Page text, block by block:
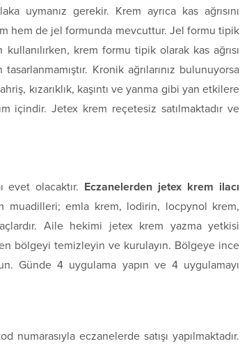
uymanız gerekir. Krem ayrıca kas ağrısını
hem de jel formunda mevcuttur. Jel formu tipik
krem formu tipik olarak kas ağrısı
Kronik ağrılarınız bulunuyorsa
kızarıklık, kaşıntı ve yanma gibi yan etkilere
içindir. Jetex krem reçetesiz satılmaktadır ve
evet olacaktır. Eczanelerden jetex krem ilacı
muadilleri; emla krem, lodirin, locpynol krem,
Aile hekimi jetex krem yazma yetkisi
bölgeyi temizleyin ve kurulayın. Bölgeye ince
Günde 4 uygulama yapın ve 4 uygulamayı
numarasıyla eczanelerde satışı yapılmaktadır.